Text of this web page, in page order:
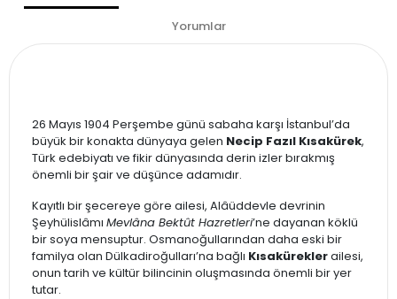
Yorumlar
26 Mayıs 1904 Perşembe günü sabaha karşı İstanbul’da
büyük bir konakta dünyaya gelen Necip Fazıl Kısakürek,
Türk edebiyatı ve fikir dünyasında derin izler bırakmış
önemli bir şair ve düşünce adamıdır.
Kayıtlı bir şecereye göre ailesi, Alâüddevle devrinin
Şeyhülislâmı Mevlâna Bektût Hazretleri’ne dayanan köklü
bir soya mensuptur. Osmanoğullarından daha eski bir
familya olan Dülkadiroğulları’na bağlı Kısaküreklerailesi,
onun tarih ve kültür bilincinin oluşmasında önemli bir yer
tutar.